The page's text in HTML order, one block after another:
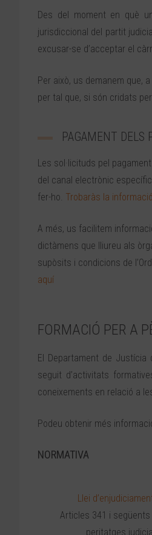
Des del moment en què
jurisdiccional del partit
excusar-se d’acceptar el
Per això, us demanem que,
per tal que, si són cridats
PAGAMENT DELS
Les sol·licituds pel
del canal electrònic
fer-ho. Trobaràs la
A més, us facilitem
dictàmens que lliureu als
supòsits i condicions de
aquí
FORMACIÓ PER A
El Departament de Justícia
seguit d’activitats
coneixements en relació a
Podeu obtenir més
NORMATIVA
Llei
Articles 341 i
peritatges